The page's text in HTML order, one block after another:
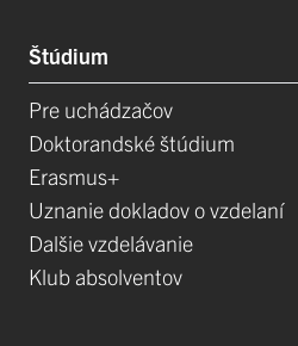
Štúdium
Pre uchádzačov
Doktorandské štúdium
Erasmus+
Uznanie dokladov o vzdelaní
Dalšie vzdelávanie
Klub absolventov